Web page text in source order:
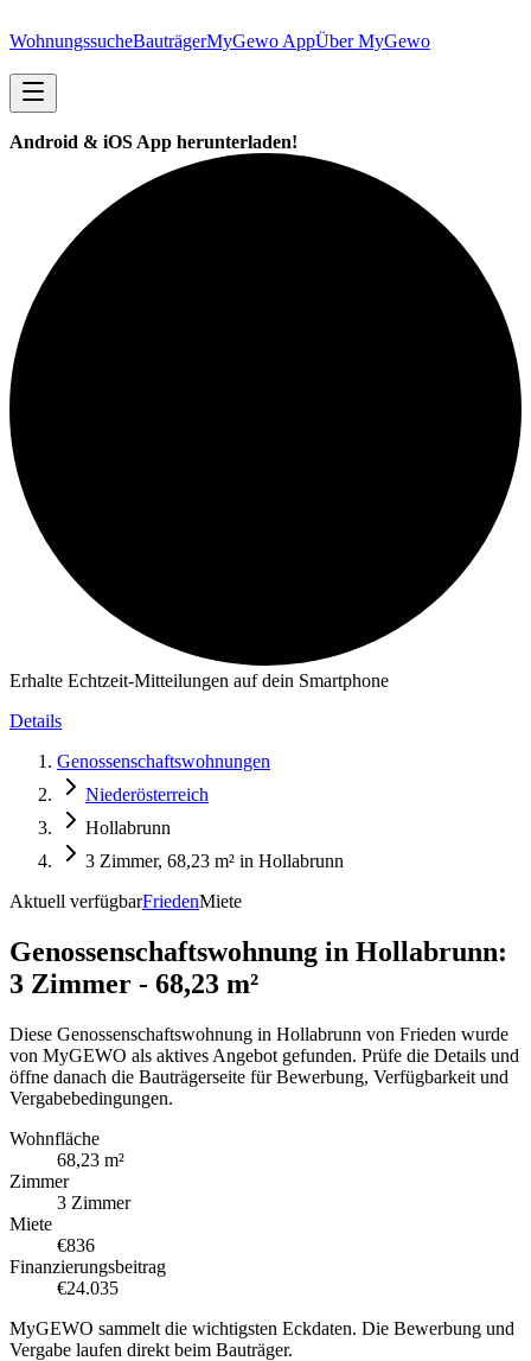
WohnungssucheBauträgerMyGewo AppÜber MyGewo
Android & iOS App herunterladen!
Erhalte Echtzeit-Mitteilungen auf dein Smartphone
Details
Genossenschaftswohnungen
Niederösterreich
Hollabrunn
3 Zimmer, 68,23 m² in Hollabrunn
Aktuell verfügbarFriedenMiete
Genossenschaftswohnung in Hollabrunn:
3 Zimmer - 68,23 m²
Diese Genossenschaftswohnung in Hollabrunn von Frieden wurde
von MyGEWO als aktives Angebot gefunden. Prüfe die Details und
öffne danach die Bauträgerseite für Bewerbung, Verfügbarkeit und
Vergabebedingungen.
Wohnfläche
68,23 m²
Zimmer
3 Zimmer
Miete
€836
Finanzierungsbeitrag
€24.035
MyGEWO sammelt die wichtigsten Eckdaten. Die Bewerbung und
Vergabe laufen direkt beim Bauträger.